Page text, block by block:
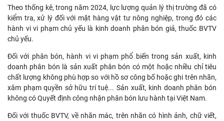
Theo thống kê, trong năm 2024, lực lượng quản lý thị trường đã có
kiểm tra, xử lý đối với mặt hàng vật tư nông nghiệp, trong đó các
hành vi vi phạm chủ yếu là kinh doanh phân bón giả, thuốc BVTV
chủ yếu.
Đối với phân bón, hành vi vi phạm phổ biến trong sản xuất, kinh
doanh phân bón là sản xuất phân bón có một hoặc nhiều chỉ tiêu
chất lượng không phù hợp so với hồ sơ công bố hoặc ghi trên nhãn,
xâm phạm quyền sở hữu trí tuệ... Sản xuất, kinh doanh phân bón
không có Quyết định công nhận phân bón lưu hành tại Việt Nam.
Đối với thuốc BVTV, về nhãn mác, trên nhãn có hình ảnh, chữ viết,